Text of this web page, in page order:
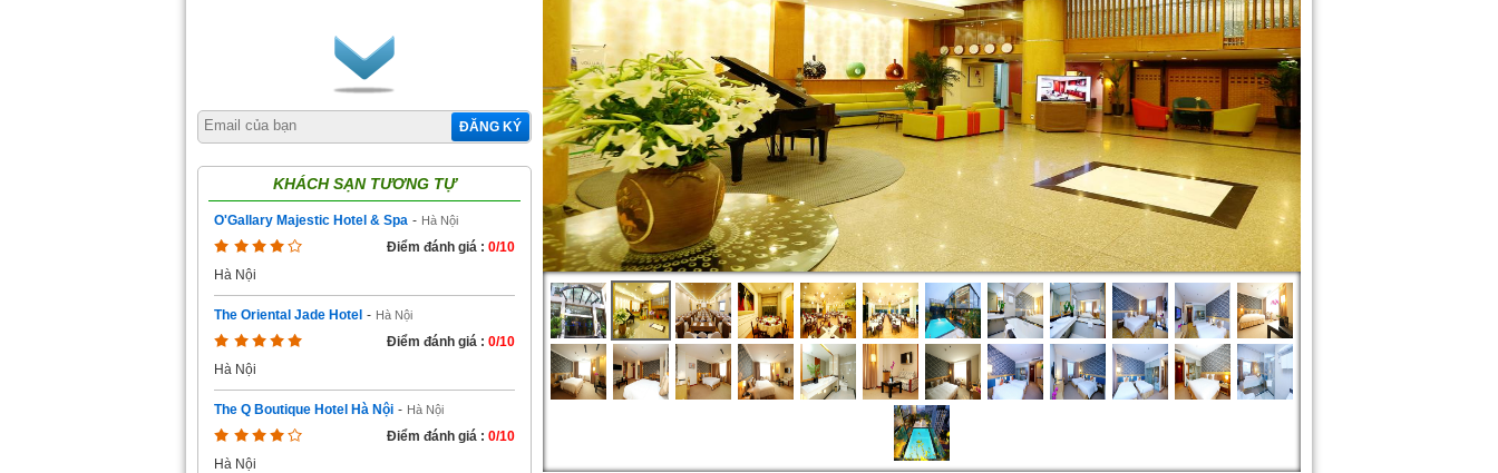
ĐĂNG KÝ
KHÁCH SẠN TƯƠNG TỰ
O'Gallary Majestic Hotel & Spa - Hà Nội
Điểm đánh giá : 0/10
Hà Nội
The Oriental Jade Hotel - Hà Nội
Điểm đánh giá : 0/10
Hà Nội
The Q Boutique Hotel Hà Nội - Hà Nội
Điểm đánh giá : 0/10
Hà Nội